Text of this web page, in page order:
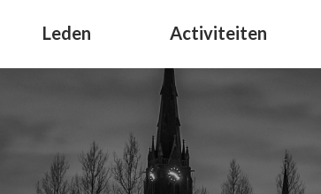
Leden Activiteiten